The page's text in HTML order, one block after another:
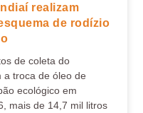
realizam
de rodízio
de coleta do
a troca de óleo de
ecológico em
mais de 14,7 mil litros